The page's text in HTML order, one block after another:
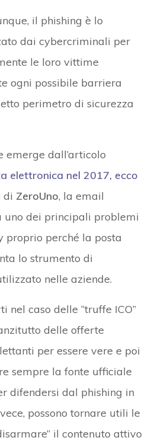
il phishing è lo
dai cybercriminali per
le loro vittime
ogni possibile barriera
perimetro di sicurezza
emerge dall’articolo
elettronica nel 2017, ecco
di ZeroUno, la email
uno dei principali problemi
proprio perché la posta
lo strumento di
nelle aziende.
nel caso delle “truffe ICO”
delle offerte
per essere vere e poi
sempre la fonte ufficiale
difendersi dal phishing in
possono tornare utili le
il contenuto attivo